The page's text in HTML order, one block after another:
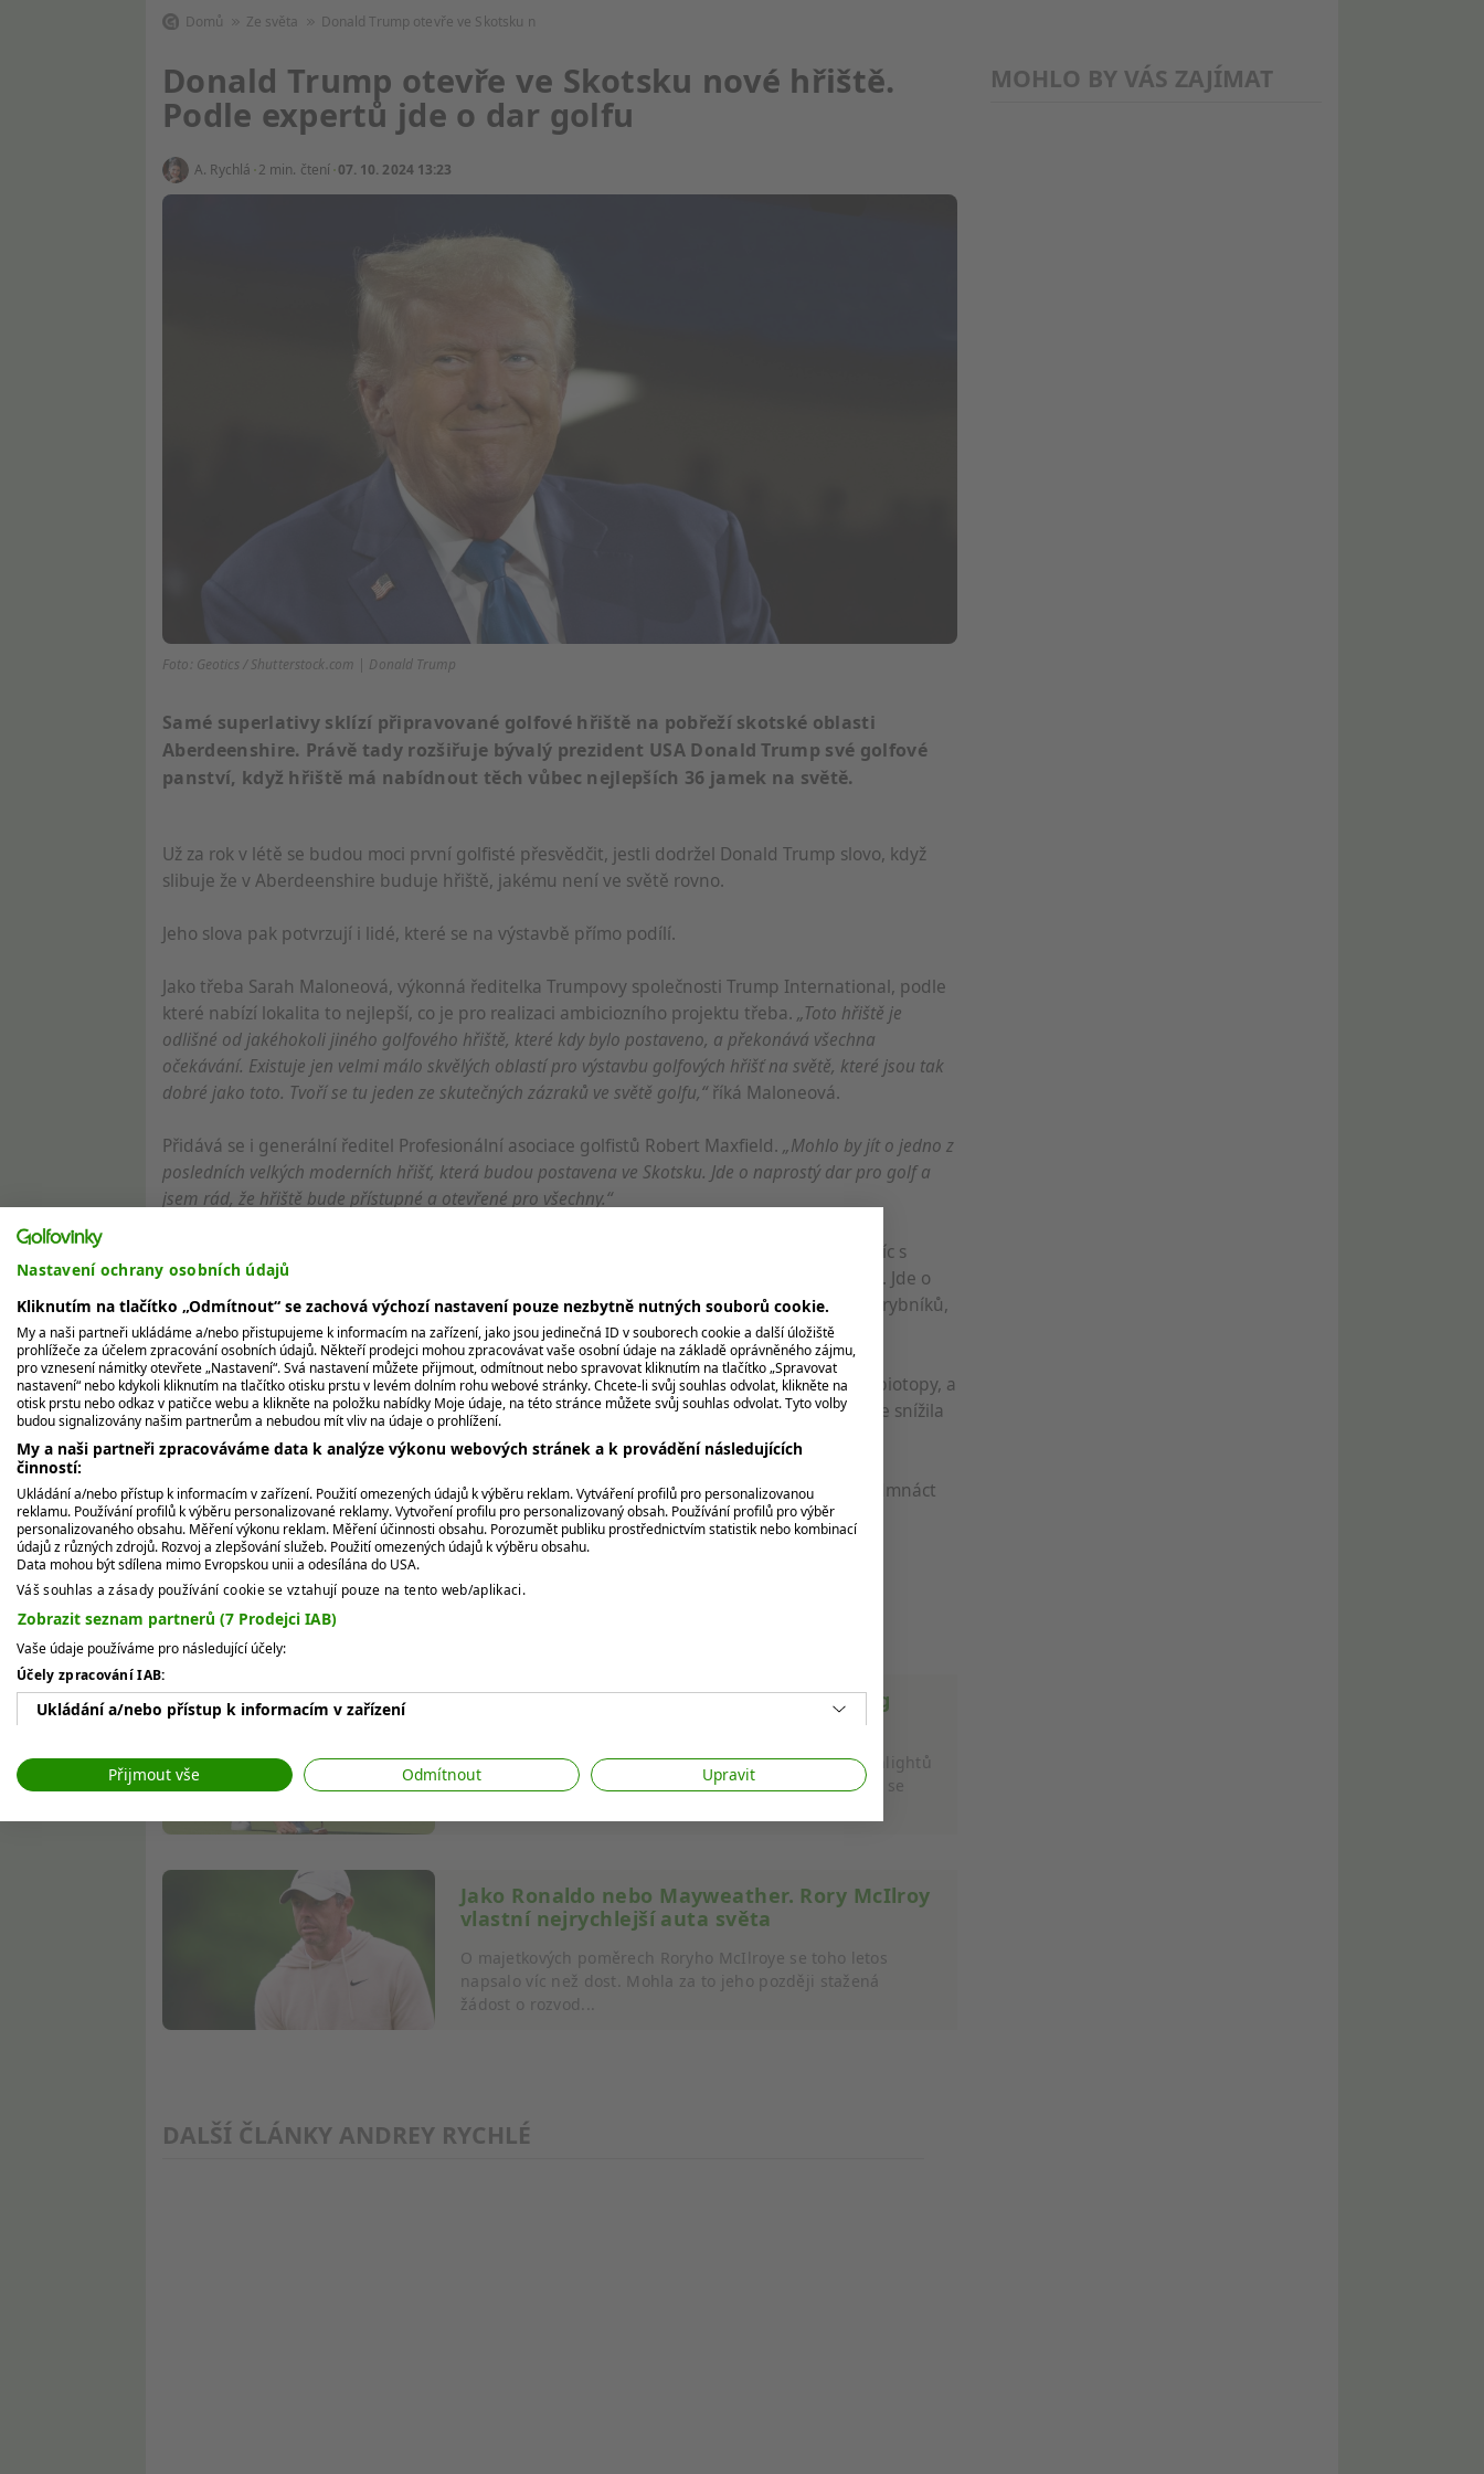
Domů Ze světa Donald Trump otevře ve Skotsku n
Donald Trump otevře ve Skotsku nové hřiště.
Podle expertů jde o dar golfu
A. Rychlá 2 min. čtení 07. 10. 2024 13:23
Foto: Geotics / Shutterstock.com | Donald Trump
Samé superlativy sklízí připravované golfové hřiště na pobřeží skotské oblasti
Aberdeenshire. Právě tady rozšiřuje bývalý prezident USA Donald Trump své golfové
panství, když hřiště má nabídnout těch vůbec nejlepších 36 jamek na světě.
Už za rok v létě se budou moci první golfisté přesvědčit, jestli dodržel Donald Trump slovo, když
slibuje že v Aberdeenshire buduje hřiště, jakému není ve světě rovno.
Jeho slova pak potvrzují i lidé, které se na výstavbě přímo podílí.
Jako třeba Sarah Maloneová, výkonná ředitelka Trumpovy společnosti Trump International, podle
které nabízí lokalita to nejlepší, co je pro realizaci ambiciozního projektu třeba. „Toto hřiště je
odlišné od jakéhokoli jiného golfového hřiště, které kdy bylo postaveno, a překonává všechna
očekávání. Existuje jen velmi málo skvělých oblastí pro výstavbu golfových hřišť na světě, které jsou tak
dobré jako toto. Tvoří se tu jeden ze skutečných zázraků ve světě golfu,“říká Maloneová.
Přidává se i generální ředitel Profesionální asociace golfistů Robert Maxfield. „Mohlo by jít o jedno z
posledních velkých moderních hřišť, která budou postavena ve Skotsku. Jde o naprostý dar pro golf a
jsem rád, že hřiště bude přístupné a otevřené pro všechny.“
Trumpova společnost láká už teď na jedno z nejvíce ekologických a udržitelných hřišť, navíc s
výhledem na Severní moře. Staví se poblíž vesnice Balmedie ležící na sever od Aberdeenu. Jde o
oblast typických vřesovišť a písečných dun, architekti chtějí využít i ekosystém mokřadů a rybníků,
který by měl sloužit k zavlažování.
Trump International se v této fázi chlubí především tím, že v místě vznikají nové přírodní biotopy, a
že naprostou většinu materiálu nutného k výstavbě hřiště bere na místě, aby se co nejvíce snížila
uhlíková stopa.
Bývalý americký prezident Donald Trump vlastní prostřednictvím Trump International sedmnáct
golfových hřišť po celém světě.
Zdroj:Trump International
SDÍLET:
Alfred Dunhill Links Championship je 'dog
Taková scéna se snad ani nedá vymyslet. Jedním z highlightů
prestižního turnaje Alfred Dunhill Links Championship se
Jako Ronaldo nebo Mayweather. Rory McIlroy
vlastní nejrychlejší auta světa
O majetkových poměrech Roryho McIlroye se toho letos
napsalo víc než dost. Mohla za to jeho později stažená
žádost o rozvod...
MOHLO BY VÁS ZAJÍMAT
DALŠÍ ČLÁNKY ANDREY RYCHLÉ
Nastavení ochrany osobních údajů
Kliknutím na tlačítko „Odmítnout“ se zachová výchozí nastavení pouze nezbytně nutných souborů cookie.
My a naši partneři ukládáme a/nebo přistupujeme k informacím na zařízení, jako jsou jedinečná ID v souborech cookie a další úložiště
prohlížeče za účelem zpracování osobních údajů. Někteří prodejci mohou zpracovávat vaše osobní údaje na základě oprávněného zájmu,
pro vznesení námitky otevřete „Nastavení“. Svá nastavení můžete přijmout, odmítnout nebo spravovat kliknutím na tlačítko „Spravovat
nastavení“ nebo kdykoli kliknutím na tlačítko otisku prstu v levém dolním rohu webové stránky. Chcete-li svůj souhlas odvolat, klikněte na
otisk prstu nebo odkaz v patičce webu a klikněte na položku nabídky Moje údaje, na této stránce můžete svůj souhlas odvolat. Tyto volby
budou signalizovány našim partnerům a nebudou mít vliv na údaje o prohlížení.
My a naši partneři zpracováváme data k analýze výkonu webových stránek a k provádění následujících
činností:
Ukládání a/nebo přístup k informacím v zařízení. Použití omezených údajů k výběru reklam. Vytváření profilů pro personalizovanou
reklamu. Používání profilů k výběru personalizované reklamy. Vytvoření profilu pro personalizovaný obsah. Používání profilů pro výběr
personalizovaného obsahu. Měření výkonu reklam. Měření účinnosti obsahu. Porozumět publiku prostřednictvím statistik nebo kombinací
údajů z různých zdrojů. Rozvoj a zlepšování služeb. Použití omezených údajů k výběru obsahu.
Data mohou být sdílena mimo Evropskou unii a odesílána do USA.
Váš souhlas a zásady používání cookie se vztahují pouze na tento web/aplikaci.
Zobrazit seznam partnerů (7 Prodejci IAB)
Vaše údaje používáme pro následující účely:
Účely zpracování IAB:
Ukládání a/nebo přístup k informacím v zařízení
Použití omezených údajů k výběru reklam
Vytváření profilů pro personalizovaný obsah
Používání profilů pro výběr personalizovaného obsahu
Měření výkonu obsahu
Rozvoj a zlepšování služeb
Přijmout vše Odmítnout Upravit